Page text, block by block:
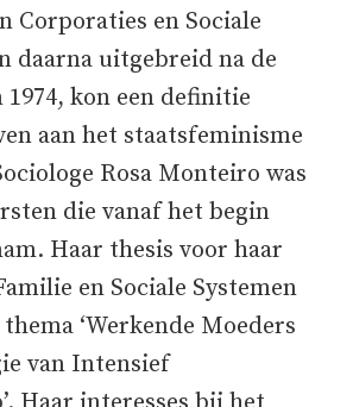
Corporaties en Sociale
daarna uitgebreid na de
1974, kon een definitie
aan het staatsfeminisme
Rosa Monteiro was
die vanaf het begin
Haar thesis voor haar
en Sociale Systemen
‘Werkende Moeders
van Intensief